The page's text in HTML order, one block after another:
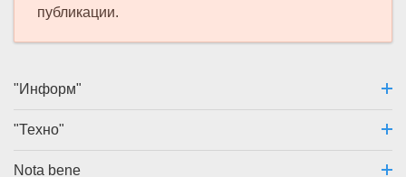
публикации.
"Информ"
"Техно"
Nota bene